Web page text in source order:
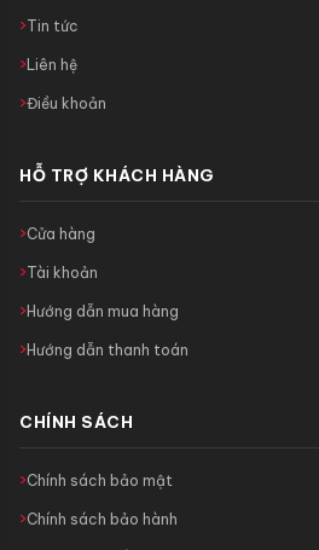
Tin tức
Liên hệ
Điều khoản
HỖ TRỢ KHÁCH HÀNG
Cửa hàng
Tài khoản
Hướng dẫn mua hàng
Hướng dẫn thanh toán
CHÍNH SÁCH
Chính sách bảo mật
Chính sách bảo hành